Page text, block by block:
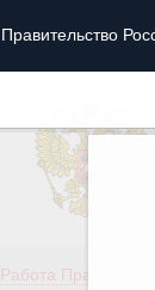
Правительство
Работа